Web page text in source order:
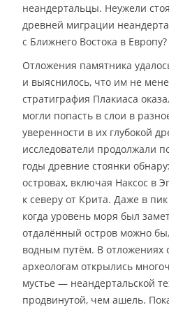
неандертальцы. Неужели
древней миграции
с Ближнего Востока в Европу?
Отложения памятника
и выяснилось, что им не
стратиграфия Плакиаса
могли попасть в слои в
уверенности в их глубокой
исследователи продолжали
годы древние стоянки
островах, включая Наксос в
к северу от Крита. Даже в
когда уровень моря был
отдалённый остров можно
водным путём. В отложениях
археологам открылись
мустье — неандертальской
продвинутой, чем ашель.